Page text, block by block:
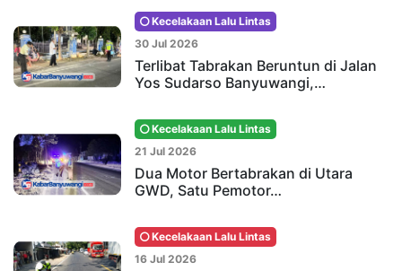
Kecelakaan Lalu Lintas
30 Jul 2026
Terlibat Tabrakan Beruntun di Jalan
Yos Sudarso Banyuwangi,…
Kecelakaan Lalu Lintas
21 Jul 2026
Dua Motor Bertabrakan di Utara
GWD, Satu Pemotor…
Kecelakaan Lalu Lintas
16 Jul 2026